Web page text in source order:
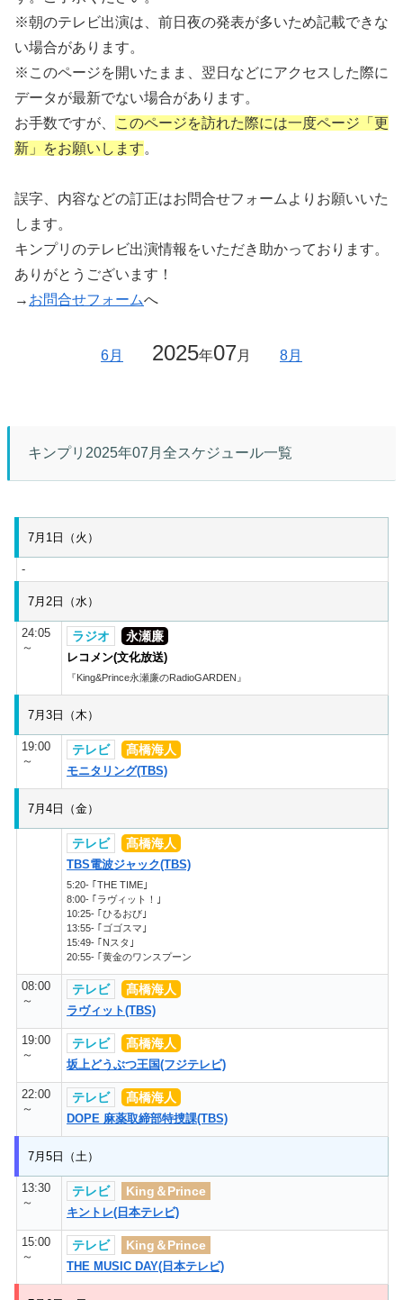
※朝のテレビ出演は、前日夜の発表が多いため記載できな
い場合があります。
※このページを開いたまま、翌日などにアクセスした際に
データが最新でない場合があります。
お手数ですが、
このページを訪れた際には一度ページ「更
新」をお願いします。
誤字、内容などの訂正はお問合せフォームよりお願いいた
します。
キンプリのテレビ出演情報をいただき助かっております。
ありがとうございます！
→ お問合せフォームへ
6月 2025年07月 8月
キンプリ2025年07月全スケジュール一覧
7月1日（火）
-
7月2日（水）
24:05
～
ラジオ 永瀬廉
レコメン(文化放送)
『King&Prince永瀬廉のRadioGARDEN』
7月3日（木）
19:00
～
テレビ 髙橋海人
モニタリング(TBS)
7月4日（金）
テレビ 髙橋海人
TBS電波ジャック(TBS)
5:20- ｢THE TIME｣
8:00- ｢ラヴィット！｣
10:25- ｢ひるおび｣
13:55- ｢ゴゴスマ｣
15:49- ｢Nスタ｣
20:55- ｢黄金のワンスプーン
08:00
～
テレビ 髙橋海人
ラヴィット(TBS)
19:00
～
テレビ 髙橋海人
坂上どうぶつ王国(フジテレビ)
22:00
～
テレビ 髙橋海人
DOPE 麻薬取締部特捜課(TBS)
7月5日（土）
13:30
～
テレビ King＆Prince
キントレ(日本テレビ)
15:00
～
テレビ King＆Prince
THE MUSIC DAY(日本テレビ)